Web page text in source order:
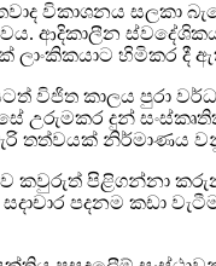
විකාශනය සලකා
ආදිකාලීන
ලාංකිකයාට හිමිකර දී
විජිත කාලය පුරා
උරුමකර දුන්
තත්වයක් නිර්මාණය
කවුරුත් පිළිගන්නා
පදනම කඩා